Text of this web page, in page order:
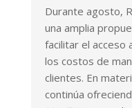
Durante agosto,
una amplia
facilitar el acceso
los costos de
clientes. En
continúa